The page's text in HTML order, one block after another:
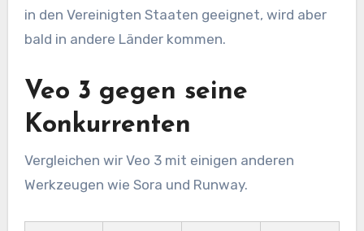
in den Vereinigten Staaten geeignet, wird aber
bald in andere Länder kommen.
Veo 3 gegen seine
Konkurrenten
Vergleichen wir Veo 3 mit einigen anderen
Werkzeugen wie Sora und Runway.